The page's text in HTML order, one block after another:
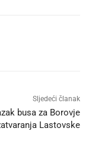
Sljedeći članak
busa za Borovje
Lastovske